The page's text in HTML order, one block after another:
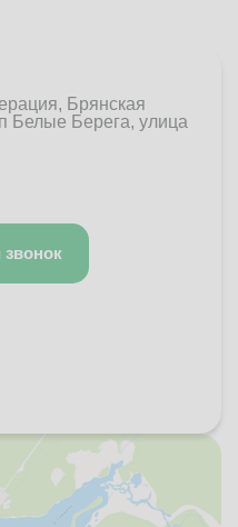
Брянская
Белые Берега, улица